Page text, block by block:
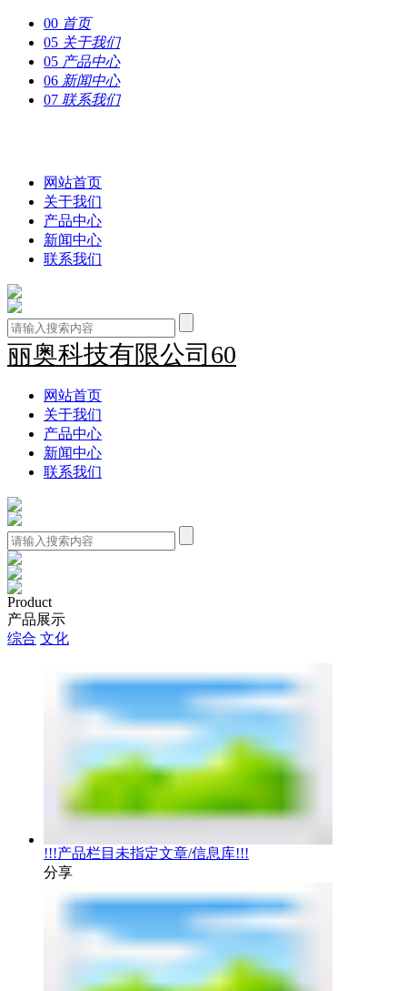
00 首页
05 关于我们
05 产品中心
06 新闻中心
07 联系我们
网站首页
关于我们
产品中心
新闻中心
联系我们
丽奥科技有限公司60
网站首页
关于我们
产品中心
新闻中心
联系我们
Product
产品展示
综合 文化
!!!产品栏目未指定文章/信息库!!!
分享